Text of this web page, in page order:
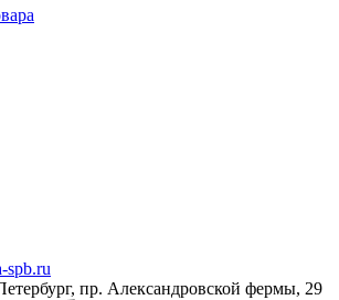
spb.ru
пр. Александровской фермы, 29